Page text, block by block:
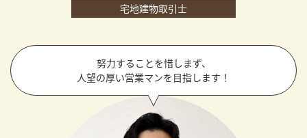
宅地建物取引士
努力することを惜しまず、
人望の厚い営業マンを目指します！